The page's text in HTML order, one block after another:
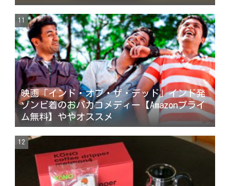
映画「インド・オブ・ザ・デッド」インド発
ゾンビ着のおバカコメディー【Amazonプライ
ム無料】ややオススメ